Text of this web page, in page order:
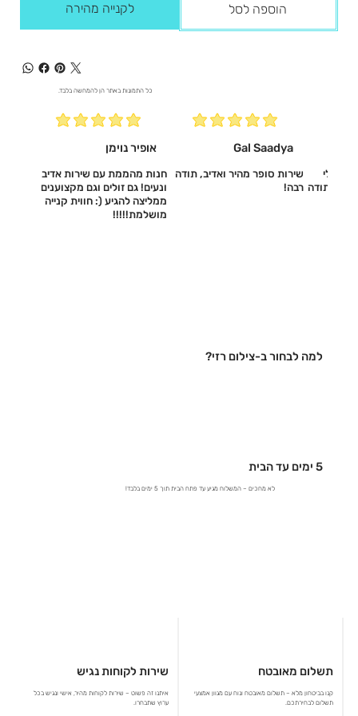
הוספה לסל לקנייה מהירה
כל התמונות באתר הן להמחשה בלבד.
אופיר נוימן
חנות מהממת עם שירות אדיב
ונעים! גם זולים וגם מקצוענים
ממליצה להגיע (: חווית קנייה
מושלמת!!!!!‎
Gal Saadya
שירות סופר מהיר ואדיב, תודה
רבה!
לי
תודה
למה לבחור ב-צילום רזי?
שירות לקוחות נגיש
איתנו זה פשוט – שירות לקוחות מהיר, אישי ונגיש בכל
ערוץ שתבחרו.
5 ימים עד הבית
לא מחכים – המשלוח מגיע עד פתח הבית תוך 5 ימים בלבד!
תשלום מאובטח
קנו בביטחון מלא – תשלום מאובטח ונוח עם מגוון אמצעי
תשלום לבחירתכם.